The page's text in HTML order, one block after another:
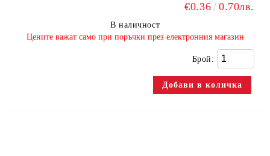
€0.36 0.70лв.
В наличност
​Цените важат само при поръчки през електронния магазин
Брой: